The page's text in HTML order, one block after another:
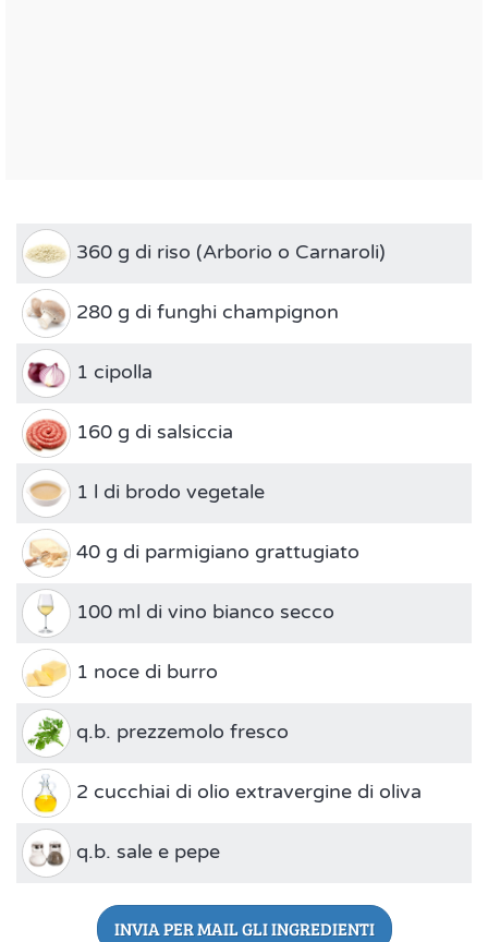
360 g di riso (Arborio o Carnaroli)
280 g di funghi champignon
1 cipolla
160 g di salsiccia
1 l di brodo vegetale
40 g di parmigiano grattugiato
100 ml di vino bianco secco
1 noce di burro
q.b. prezzemolo fresco
2 cucchiai di olio extravergine di oliva
q.b. sale e pepe
INVIA PER MAIL GLI INGREDIENTI